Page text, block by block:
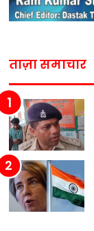
ताज़ा समाचार